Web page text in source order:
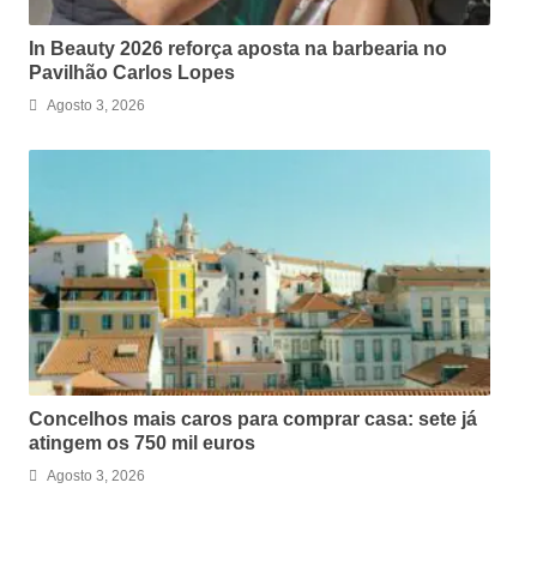
In Beauty 2026 reforça aposta na barbearia no
Pavilhão Carlos Lopes
Agosto 3, 2026
Concelhos mais caros para comprar casa: sete já
atingem os 750 mil euros
Agosto 3, 2026